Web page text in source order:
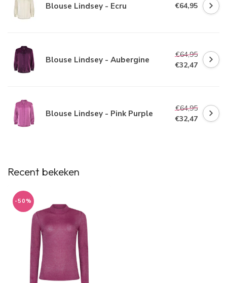
Blouse Lindsey - Ecru €64,95
Blouse Lindsey - Aubergine
€64,95
€32,47
Blouse Lindsey - Pink Purple
€64,95
€32,47
Recent bekeken
-50%